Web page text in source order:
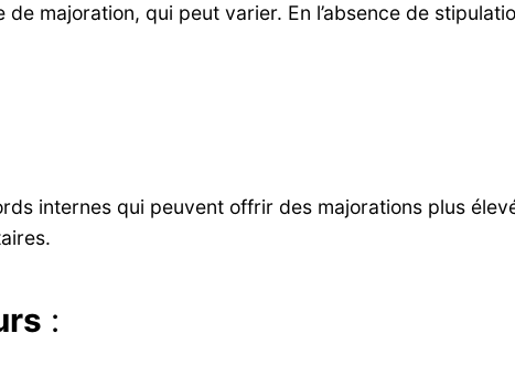
majoration, qui peut varier. En l’absence de
internes qui peuvent offrir des majorations plus
: